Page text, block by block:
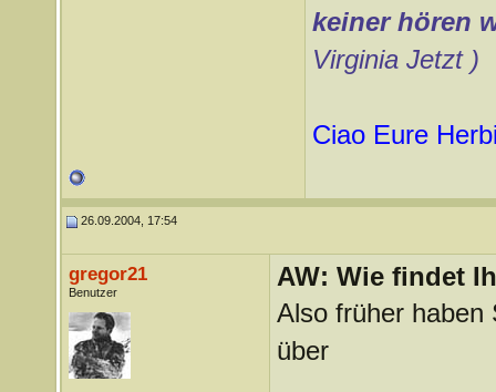
keiner hören
Virginia Jetzt )
Ciao Eure
26.09.2004, 17:54
gregor21
Benutzer
AW: Wie findet
Also früher haben
über